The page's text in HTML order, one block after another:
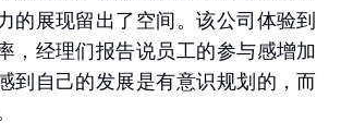
的展现留出了空间。该公司体验到
，经理们报告说员工的参与感增加
到自己的发展是有意识规划的，而